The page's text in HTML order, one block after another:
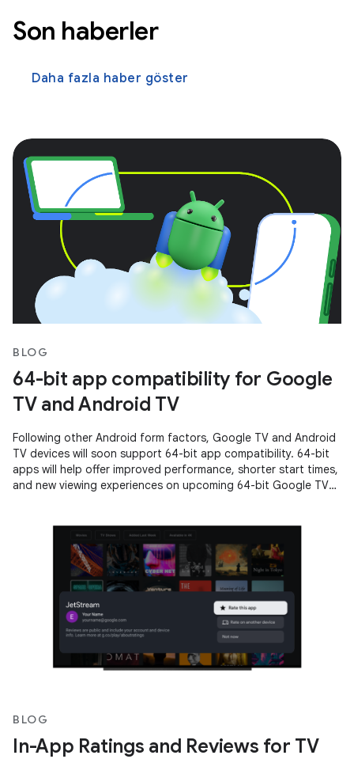
Son haberler
Daha fazla haber göster
BLOG
64-bit app compatibility for Google
TV and Android TV
Following other Android form factors, Google TV and Android
TV devices will soon support 64-bit app compatibility. 64-bit
apps will help offer improved performance, shorter start times,
and new viewing experiences on upcoming 64-bit Google TV
BLOG
In-App Ratings and Reviews for TV